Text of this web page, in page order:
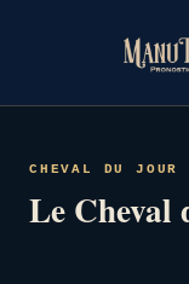
CHEVAL DU JOUR
Le Cheval